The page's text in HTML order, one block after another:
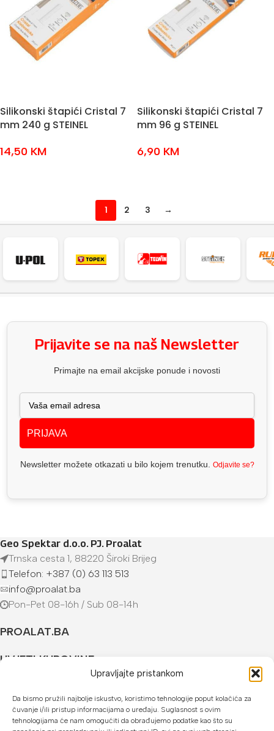
Upravljajte pristankom
Da bismo pružili najbolje iskustvo, koristimo tehnologije poput kolačića za
čuvanje i/ili pristup informacijama o uređaju. Suglasnost s ovim
tehnologijama će nam omogućiti da obrađujemo podatke kao što su
Silikonski štapići Cristal 7
mm 240 g STEINEL
14,50 KM
Silikonski štapići Cristal 7
mm 96 g STEINEL
6,90 KM
1 2 3 →
Prijavite se na naš Newsletter
Primajte na email akcijske ponude i novosti
PRIJAVA
Newsletter možete otkazati u bilo kojem trenutku. Odjavite se?
Geo Spektar d.o.o. PJ. Proalat
Trnska cesta 1, 88220 Široki Brijeg
Telefon: +387 (0) 63 113 513
info@proalat.ba
Pon-Pet 08-16h / Sub 08-14h
PROALAT.BA
UVJETI KUPOVINE
U našoj web trgovini možete platiti: